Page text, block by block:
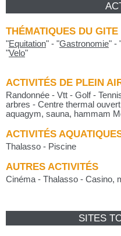
THÉMATIQUES DU GITE
"Equitation" - "Gastronomie" -
"Velo"
ACTIVITÉS DE PLEIN
Randonnée - Vtt - Golf -
arbres - Centre thermal
aquagym, sauna, hammam
ACTIVITÉS
Thalasso - Piscine
AUTRES ACTIVITÉS
Cinéma - Thalasso - Casino,
SITES